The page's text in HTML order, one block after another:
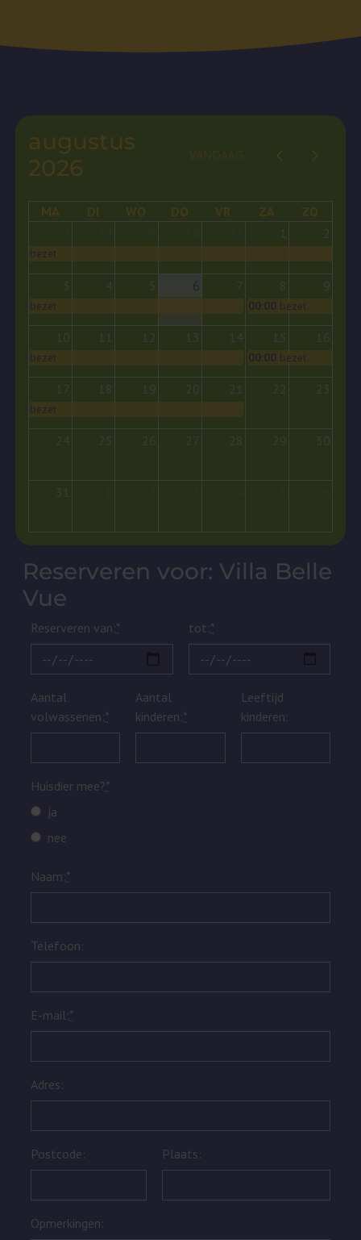
augustus
2026
MA DI WO DO VR ZA
ZO
1 2
bezet
3 4 5 6 7 8 9
bezet 00:00 bezet
10 11 12 13 14 15 16
bezet 00:00 bezet
17 18 19 20 21 22 23
bezet
24 25 26 27 28 29 30
31
Reserveren voor: Villa Belle
Vue
Reserveren van:* tot:*
Aantal
volwassenen:*
Aantal
kinderen:*
Leeftijd
kinderen:
Huisdier mee?*
ja
nee
Naam:*
Telefoon:
E-mail:*
Adres:
Postcode: Plaats:
Opmerkingen: